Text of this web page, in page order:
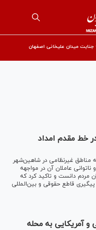
جنایت میدان علیخانی اصفهان
خط مقدم امداد
غیرنظامی در شاهین‌شهر
عاملان آن در مواجهه
مردم دانست و تاکید کرد که
قاطع حقوقی و بین‌المللی
آمریکایی به محله